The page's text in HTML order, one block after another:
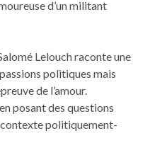
d’un militant
Lelouch raconte une
politiques mais
de l’amour.
posant des questions
politiquement-